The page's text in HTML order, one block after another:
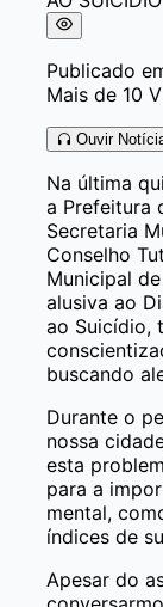
Publicado
Mais de 10
Ouvir
Na última
a Prefeitura
Secretaria
Conselho
Municipal
alusiva ao
ao Suicídio,
buscando
Durante o
nossa
esta
para a
mental,
índices de
Apesar do